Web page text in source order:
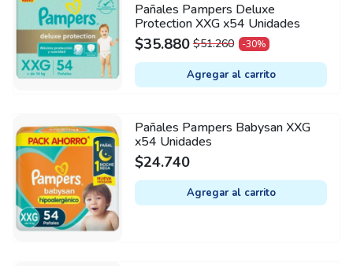
Pañales Pampers Deluxe
Protection XXG x54 Unidades
$51.260
ORIGINAL
PRICE
WAS:
$35.880
CURRENT
PRICE
IS:
-30%
Agregar al carrito
Pañales Pampers Babysan XXG
x54 Unidades
$24.740
Agregar al carrito